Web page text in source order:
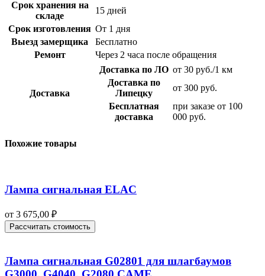
Срок хранения на
складе
15 дней
Срок изготовления От 1 дня
Выезд замерщика
Бесплатно
Ремонт
Через 2 часа после обращения
Доставка
Доставка по ЛО от 30 руб./1 км
Доставка по
Липецку
от 300 руб.
Бесплатная
доставка
при заказе от 100
000 руб.
Похожие товары
Лампа сигнальная ELAC
от 3 675,00 ₽
Рассчитать стоимость
Лампа сигнальная G02801 для шлагбаумов